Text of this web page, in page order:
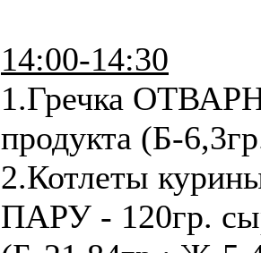
14:00-14:30
1.Гречка
продукта (Б-
2.Котлеты
ПАРУ - 120гр.